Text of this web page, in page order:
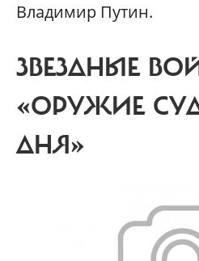
Владимир Путин.
ЗВЕЗДНЫЕ
«ОРУЖИЕ
ДНЯ»